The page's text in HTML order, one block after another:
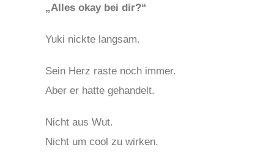
„Alles okay bei dir?“
Yuki nickte langsam.
Sein Herz raste noch immer.
Aber er hatte gehandelt.
Nicht aus Wut.
Nicht um cool zu wirken.